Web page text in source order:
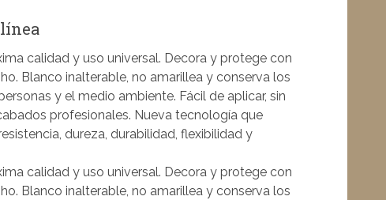
calidad y uso universal. Decora y protege con
Blanco inalterable, no amarillea y conserva los
y el medio ambiente. Fácil de aplicar, sin
profesionales. Nueva tecnología que
dureza, durabilidad, flexibilidad y
calidad y uso universal. Decora y protege con
Blanco inalterable, no amarillea y conserva los